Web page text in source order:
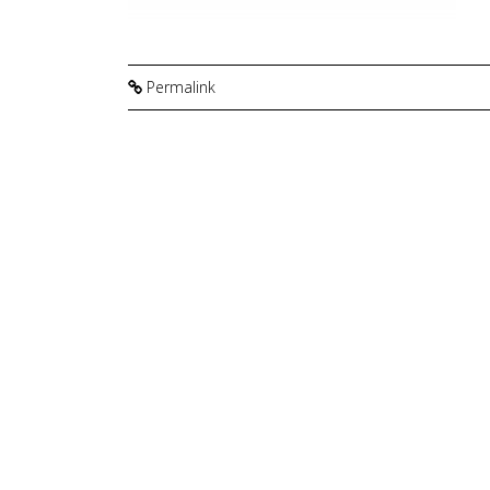
Permalink